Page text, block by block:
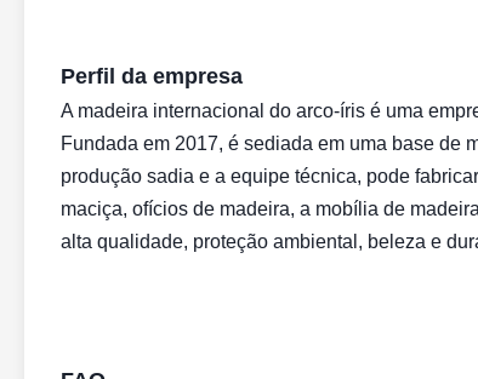
Perfil da empresa
A madeira internacional do arco-íris é uma
Fundada em 2017, é sediada em uma base de
produção sadia e a equipe técnica, pode
maciça, ofícios de madeira, a mobília de
alta qualidade, proteção ambiental, beleza e